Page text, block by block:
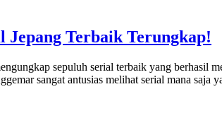
Jepang Terbaik Terungkap!
sepuluh serial terbaik yang berhasil
sangat antusias melihat serial mana